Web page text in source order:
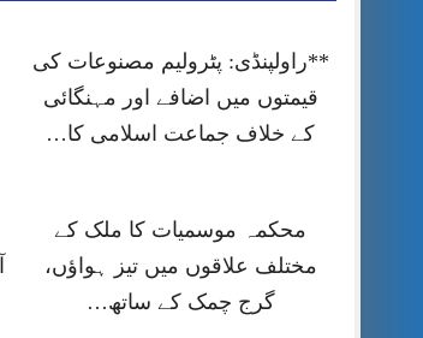
**راولپنڈی: پٹرولیم مصنوعات کی
قیمتوں میں اضافے اور مہنگائی
کے خلاف جماعت اسلامی کا…
محکمہ موسمیات کا ملک کے
مختلف علاقوں میں تیز ہواؤں،
گرج چمک کے ساتھ…